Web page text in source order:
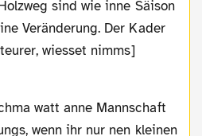
sind wie inne Säison
Veränderung. Der Kader
wiesset nimms]
wenn ihr nur nen kleinen